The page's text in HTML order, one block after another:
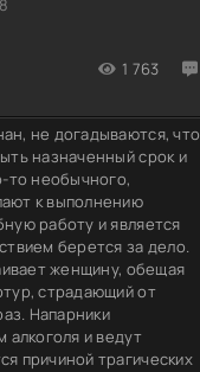
1 763
не догадываются, что
назначенный срок и
то необычного,
к выполнению
работу и является
берется за дело.
женщину, обещая
страдающий от
Напарники
алкоголя и ведут
причиной трагических